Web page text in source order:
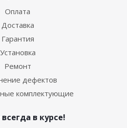
Оплата
Доставка
Гарантия
Установка
Ремонт
дефектов
комплектующие
в курсе!